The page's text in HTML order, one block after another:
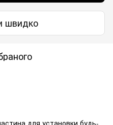
швидко
для установки будь-